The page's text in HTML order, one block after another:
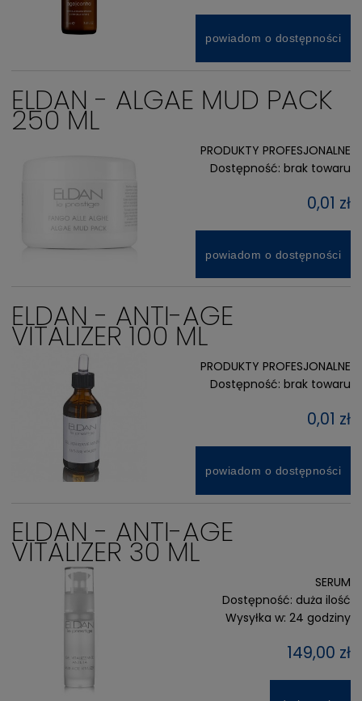
powiadom o dostępności
ELDAN - ALGAE MUD PACK
250 ML
PRODUKTY PROFESJONALNE
Dostępność: brak towaru
0,01 zł
powiadom o dostępności
ELDAN - ANTI-AGE
VITALIZER 100 ML
PRODUKTY PROFESJONALNE
Dostępność: brak towaru
0,01 zł
powiadom o dostępności
ELDAN - ANTI-AGE
VITALIZER 30 ML
SERUM
Dostępność: duża ilość
Wysyłka w: 24 godziny
149,00 zł